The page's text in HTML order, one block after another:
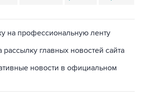
на профессиональную ленту
рассылку главных новостей сайта
новости в официальном